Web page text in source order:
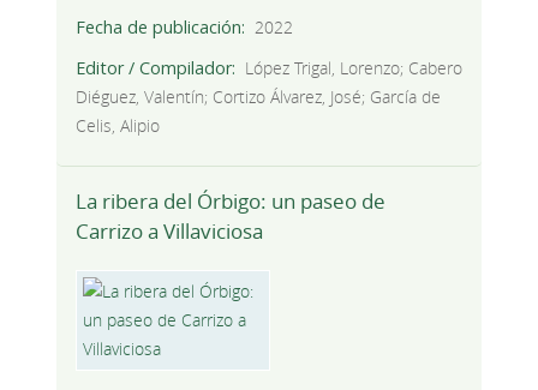
Fecha de publicación
2022
Editor / Compilador
López Trigal, Lorenzo; Cabero
Diéguez, Valentín; Cortizo Álvarez, José; García de
Celis, Alipio
La ribera del Órbigo: un paseo de
Carrizo a Villaviciosa